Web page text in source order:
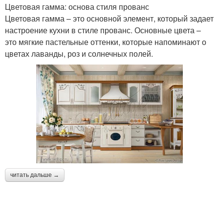
Цветовая гамма: основа стиля прованс
Цветовая гамма – это основной элемент, который задает
настроение кухни в стиле прованс. Основные цвета –
это мягкие пастельные оттенки, которые напоминают о
цветах лаванды, роз и солнечных полей.
читать дальше →